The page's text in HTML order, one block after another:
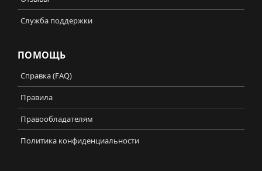
Служба поддержки
ПОМОЩЬ
Справка (FAQ)
Правила
Правообладателям
Политика конфиденциальности